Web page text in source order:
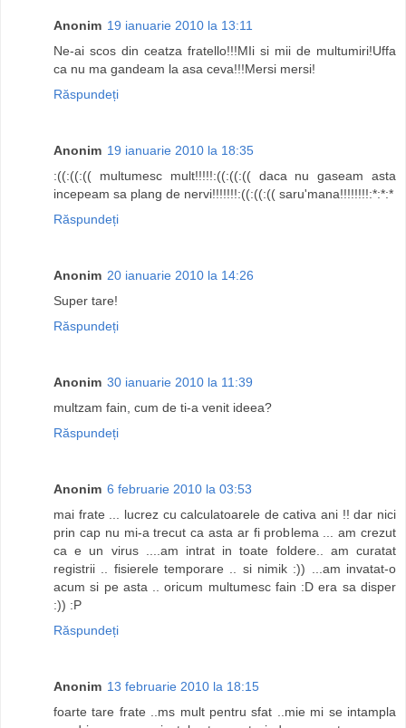
Anonim 19 ianuarie 2010 la 13:11
Ne-ai scos din ceatza fratello!!!MIi si mii de multumiri!Uffa
ca nu ma gandeam la asa ceva!!!Mersi mersi!
Răspundeți
Anonim 19 ianuarie 2010 la 18:35
:((:((:(( multumesc mult!!!!!:((:((:(( daca nu gaseam asta
incepeam sa plang de nervi!!!!!!!:((:((:(( saru'mana!!!!!!!!:*:*:*
Răspundeți
Anonim 20 ianuarie 2010 la 14:26
Super tare!
Răspundeți
Anonim 30 ianuarie 2010 la 11:39
multzam fain, cum de ti-a venit ideea?
Răspundeți
Anonim 6 februarie 2010 la 03:53
mai frate ... lucrez cu calculatoarele de cativa ani !! dar nici
prin cap nu mi-a trecut ca asta ar fi problema ... am crezut
ca e un virus ....am intrat in toate foldere.. am curatat
registrii .. fisierele temporare .. si nimik :)) ...am invatat-o
acum si pe asta .. oricum multumesc fain :D era sa disper
:)) :P
Răspundeți
Anonim 13 februarie 2010 la 18:15
foarte tare frate ..ms mult pentru sfat ..mie mi se intampla